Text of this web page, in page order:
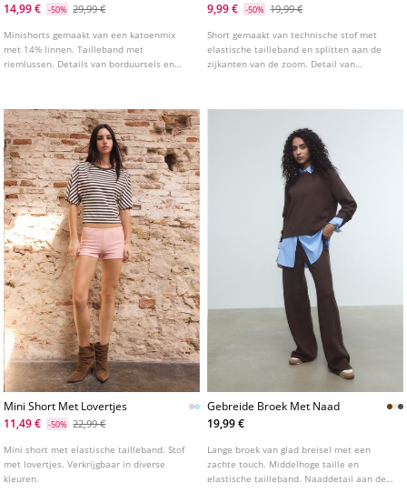
14,99 €
-50% 29,99 €
Minishorts gemaakt van een katoenmix
met 14% linnen. Tailleband met
riemlussen. Details van borduursels en
9,99 €
-50% 19,99 €
Short gemaakt van technische stof met
elastische tailleband en splitten aan de
zijkanten van de zoom. Detail van
Mini Short Met Lovertjes
11,49 €
-50% 22,99 €
Mini short met elastische tailleband. Stof
met lovertjes. Verkrijgbaar in diverse
kleuren.
Gebreide Broek Met Naad
19,99 €
Lange broek van glad breisel met een
zachte touch. Middelhoge taille en
elastische tailleband. Naaddetail aan de